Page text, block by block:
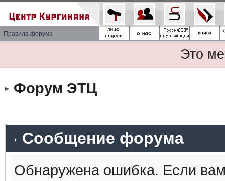
Правила форума
Это
Форум ЭТЦ
Сообщение форума
Обнаружена ошибка. Если